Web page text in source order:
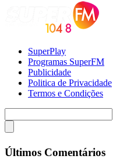
SuperPlay
Programas SuperFM
Publicidade
Politica de Privacidade
Termos e Condições
Últimos Comentários